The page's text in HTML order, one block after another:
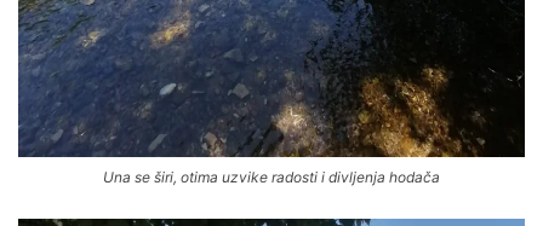
Una se širi, otima uzvike radosti i divljenja hodača